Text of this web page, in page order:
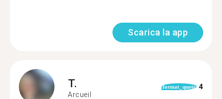
Scarica la app
T.
Arcueil
format_quote 4